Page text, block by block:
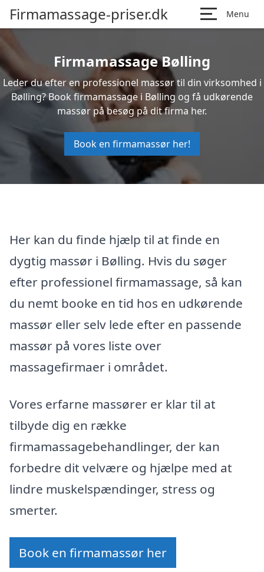
Firmamassage-priser.dk Menu
Firmamassage Bølling
Leder du efter en professionel massør til din virksomhed i
Bølling? Book firmamassage i Bølling og få udkørende
massør på besøg på dit firma her.
Book en firmamassør her!
Her kan du finde hjælp til at finde en
dygtig massør i Bølling. Hvis du søger
efter professionel firmamassage, så kan
du nemt booke en tid hos en udkørende
massør eller selv lede efter en passende
massør på vores liste over
massagefirmaer i området.
Vores erfarne massører er klar til at
tilbyde dig en række
firmamassagebehandlinger, der kan
forbedre dit velvære og hjælpe med at
lindre muskelspændinger, stress og
smerter.
Book en firmamassør her